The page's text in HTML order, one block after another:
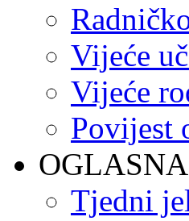
Vijeće
Vijeće
Povijest
Tjedni